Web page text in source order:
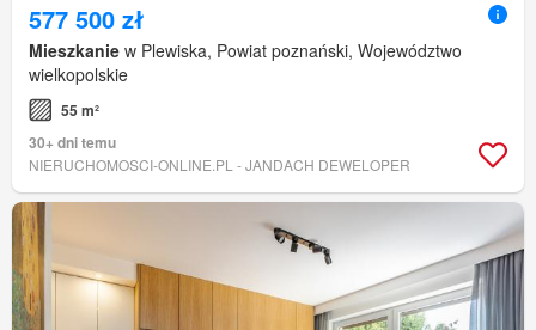
577 500 zł
Mieszkanie w Plewiska, Powiat poznański, Województwo
wielkopolskie
55 m²
30+ dni temu
NIERUCHOMOSCI-ONLINE.PL - JANDACH DEWELOPER